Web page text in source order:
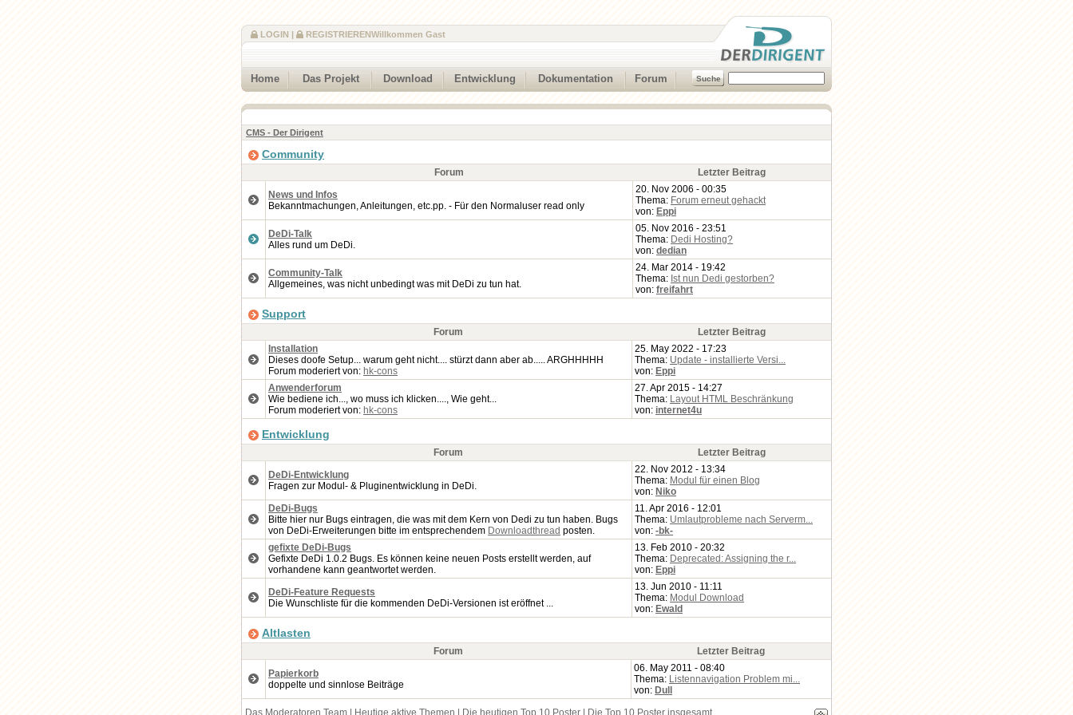
Willkommen Gast
LOGIN | REGISTRIEREN
Home Das Projekt Download Entwicklung Dokumentation Forum
CMS - Der Dirigent
Community
Forum
Letzter Beitrag
News und Infos
Bekanntmachungen, Anleitungen, etc.pp. - Für den Normaluser read only
20. Nov 2006 - 00:35
Thema: Forum erneut gehackt
von: Eppi
DeDi-Talk
Alles rund um DeDi.
05. Nov 2016 - 23:51
Thema: Dedi Hosting?
von: dedian
Community-Talk
Allgemeines, was nicht unbedingt was mit DeDi zu tun hat.
24. Mar 2014 - 19:42
Thema: Ist nun Dedi gestorben?
von: freifahrt
Support
Forum
Letzter Beitrag
Installation
Dieses doofe Setup... warum geht nicht.... stürzt dann aber ab..... ARGHHHHH
Forum moderiert von: hk-cons
25. May 2022 - 17:23
Thema: Update - installierte Versi...
von: Eppi
Anwenderforum
Wie bediene ich..., wo muss ich klicken...., Wie geht...
Forum moderiert von: hk-cons
27. Apr 2015 - 14:27
Thema: Layout HTML Beschränkung
von: internet4u
Entwicklung
Forum
Letzter Beitrag
DeDi-Entwicklung
Fragen zur Modul- & Pluginentwicklung in DeDi.
22. Nov 2012 - 13:34
Thema: Modul für einen Blog
von: Niko
DeDi-Bugs
Bitte hier nur Bugs eintragen, die was mit dem Kern von Dedi zu tun haben. Bugs
von DeDi-Erweiterungen bitte im entsprechendem Downloadthread posten.
11. Apr 2016 - 12:01
Thema: Umlautprobleme nach Serverm...
von: -bk-
gefixte DeDi-Bugs
Gefixte DeDi 1.0.2 Bugs. Es können keine neuen Posts erstellt werden, auf
vorhandene kann geantwortet werden.
13. Feb 2010 - 20:32
Thema: Deprecated: Assigning the r...
von: Eppi
DeDi-Feature Requests
Die Wunschliste für die kommenden DeDi-Versionen ist eröffnet ...
13. Jun 2010 - 11:11
Thema: Modul Download
von: Ewald
Altlasten
Forum
Letzter Beitrag
Papierkorb
doppelte und sinnlose Beiträge
06. May 2011 - 08:40
Thema: Listennavigation Problem mi...
von: Dull
Das Moderatoren Team
Heutige aktive Themen Die heutigen Top 10 Poster Die Top 10 Poster insgesamt